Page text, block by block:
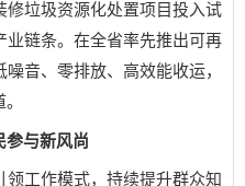
垃圾资源化处置项目投入试
链条。在全省率先推出可再
音、零排放、高效能收运，
参与新风尚
工作模式，持续提升群众知